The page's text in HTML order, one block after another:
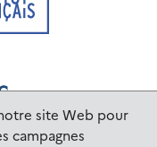
site Web pour
campagnes